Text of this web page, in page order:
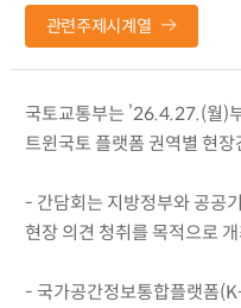
관련주제시계열
국토교통부는 ’26.4.27.(월)
트윈국토 플랫폼 권역별 현
- 간담회는 지방정부와 공공
현장 의견 청취를 목적으로
- 국가공간정보통합플랫폼